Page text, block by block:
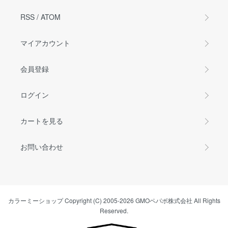
RSS / ATOM
マイアカウント
会員登録
ログイン
カートを見る
お問い合わせ
カラーミーショップCopyright (C) 2005-2026 GMOペパボ株式会社 All Rights
Reserved.